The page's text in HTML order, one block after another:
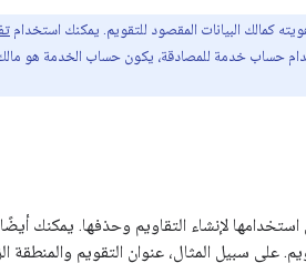
كمالك البيانات المقصود للتقويم. يمكنك استخدام
خدمة للمصادقة، يكون حساب الخدمة هو مالك
استخدامها لإنشاء التقاويم وحذفها. يمكنك
على سبيل المثال، عنوان التقويم والمنطقة